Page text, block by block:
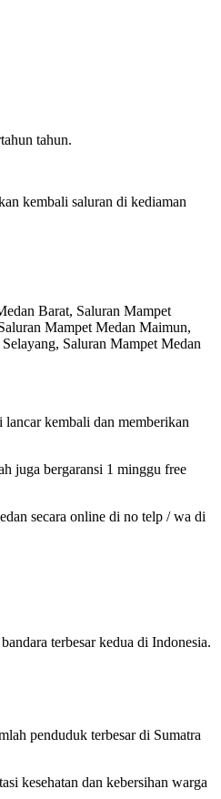
tahun.
kembali saluran di kediaman
Barat, Saluran Mampet
Mampet Medan Maimun,
Saluran Mampet Medan
lancar kembali dan memberikan
juga bergaransi 1 minggu free
secara online di no telp / wa di
terbesar kedua di Indonesia.
penduduk terbesar di Sumatra
kesehatan dan kebersihan warga